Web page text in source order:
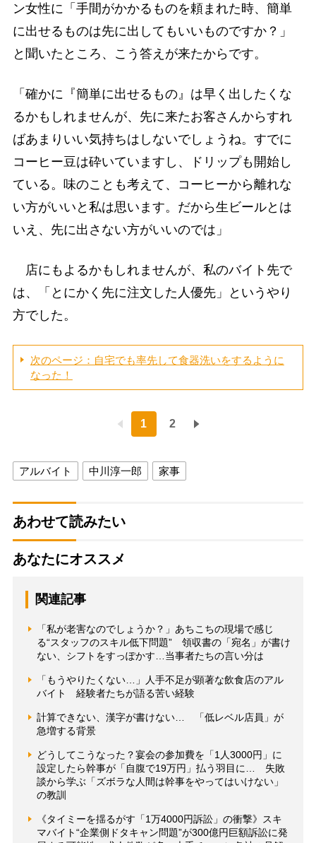
ン女性に「手間がかかるものを頼まれた時、簡単
に出せるものは先に出してもいいものですか？」
と聞いたところ、こう答えが来たからです。
「確かに『簡単に出せるもの』は早く出したくな
るかもしれませんが、先に来たお客さんからすれ
ばあまりいい気持ちはしないでしょうね。すでに
コーヒー豆は砕いていますし、ドリップも開始し
ている。味のことも考えて、コーヒーから離れな
い方がいいと私は思います。だから生ビールとは
いえ、先に出さない方がいいのでは」
店にもよるかもしれませんが、私のバイト先で
は、「とにかく先に注文した人優先」というやり
方でした。
次のページ：自宅でも率先して食器洗いをするように
なった！
1 2
アルバイト 中川淳一郎 家事
あわせて読みたい
あなたにオススメ
関連記事
「私が老害なのでしょうか？」あちこちの現場で感じ
る“スタッフのスキル低下問題” 領収書の「宛名」が書け
ない、シフトをすっぽかす…当事者たちの言い分は
「もうやりたくない…」人手不足が顕著な飲食店のアル
バイト 経験者たちが語る苦い経験
計算できない、漢字が書けない… 「低レベル店員」が
急増する背景
どうしてこうなった？宴会の参加費を「1人3000円」に
設定したら幹事が「自腹で19万円」払う羽目に… 失敗
談から学ぶ「ズボラな人間は幹事をやってはいけない」
の教訓
《タイミーを揺るがす「1万4000円訴訟」の衝撃》スキ
マバイト“企業側ドタキャン問題”が300億円巨額訴訟に発